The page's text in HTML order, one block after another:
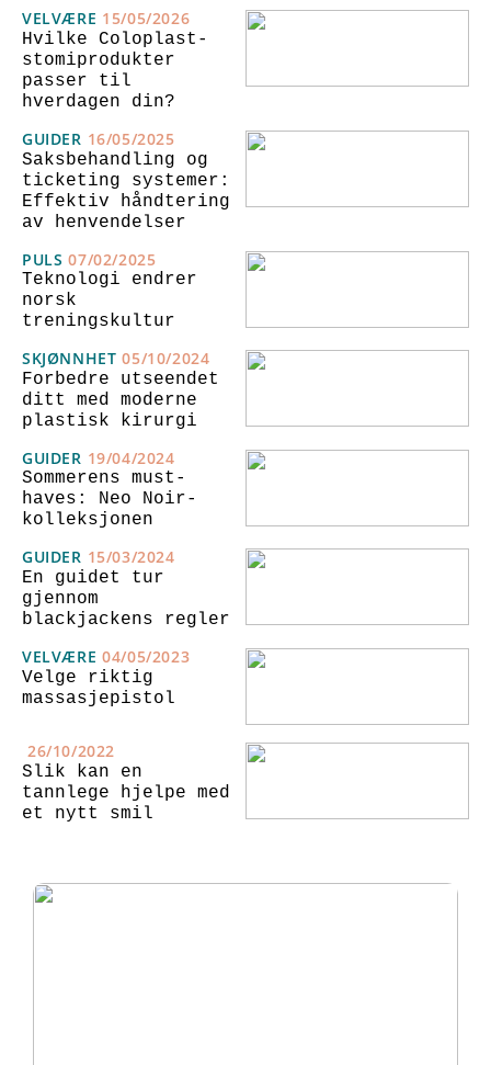
VELVÆRE 15/05/2026
Hvilke Coloplast-
stomiprodukter
passer til
hverdagen din?
GUIDER 16/05/2025
Saksbehandling og
ticketing systemer:
Effektiv håndtering
av henvendelser
PULS 07/02/2025
Teknologi endrer
norsk
treningskultur
SKJØNNHET 05/10/2024
Forbedre utseendet
ditt med moderne
plastisk kirurgi
GUIDER 19/04/2024
Sommerens must-
haves: Neo Noir-
kolleksjonen
GUIDER 15/03/2024
En guidet tur
gjennom
blackjackens regler
VELVÆRE 04/05/2023
Velge riktig
massasjepistol
26/10/2022
Slik kan en
tannlege hjelpe med
et nytt smil